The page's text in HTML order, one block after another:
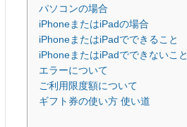
パソコンの場合
iPhoneまたはiPadの場合
iPhoneまたはiPadでできること
iPhoneまたはiPadでできないこと
エラーについて
ご利用限度額について
ギフト券の使い方 使い道